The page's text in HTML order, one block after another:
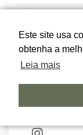
Este site usa
obtenha a
Leia mais
PETIT
Rua Barão
loja 1